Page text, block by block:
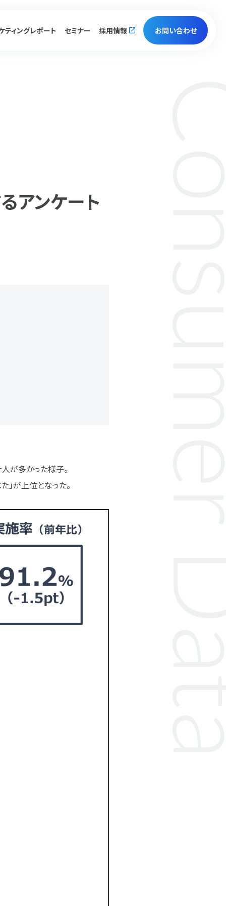
ティングレポート セミナー 採用情報 お問い合わせ
アンケート
が多かった様子。
」が上位となった。